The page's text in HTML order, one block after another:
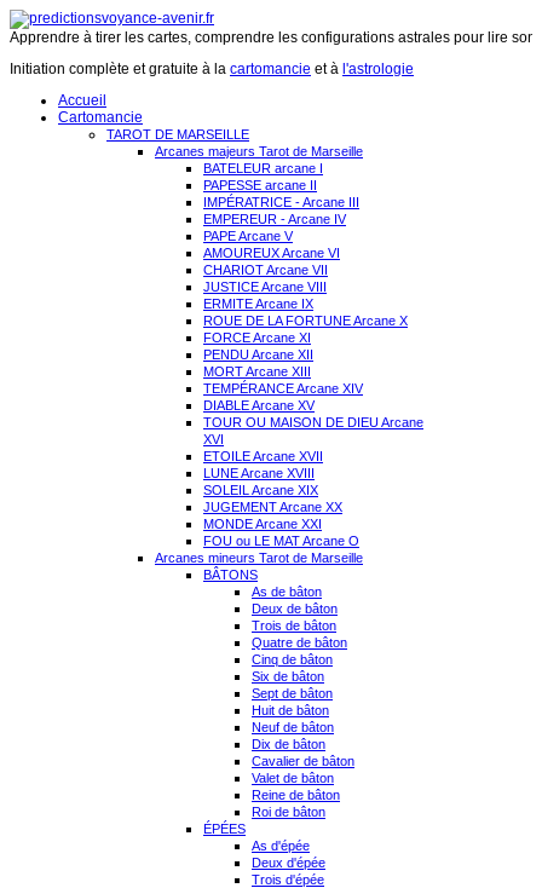
Apprendre à tirer les cartes, comprendre les configurations astrales pour lire
Initiation complète et gratuite à la cartomancie et à l'astrologie
Accueil
Cartomancie
TAROT DE MARSEILLE
Arcanes majeurs Tarot de Marseille
BATELEUR arcane I
PAPESSE arcane II
IMPÉRATRICE - Arcane III
EMPEREUR - Arcane IV
PAPE Arcane V
AMOUREUX Arcane VI
CHARIOT Arcane VII
JUSTICE Arcane VIII
ERMITE Arcane IX
ROUE DE LA FORTUNE Arcane X
FORCE Arcane XI
PENDU Arcane XII
MORT Arcane XIII
TEMPÉRANCE Arcane XIV
DIABLE Arcane XV
TOUR OU MAISON DE DIEU Arcane
XVI
ETOILE Arcane XVII
LUNE Arcane XVIII
SOLEIL Arcane XIX
JUGEMENT Arcane XX
MONDE Arcane XXI
FOU ou LE MAT Arcane O
Arcanes mineurs Tarot de Marseille
BÂTONS
As de bâton
Deux de bâton
Trois de bâton
Quatre de bâton
Cinq de bâton
Six de bâton
Sept de bâton
Huit de bâton
Neuf de bâton
Dix de bâton
Cavalier de bâton
Valet de bâton
Reine de bâton
Roi de bâton
ÉPÉES
As d'épée
Deux d'épée
Trois d'épée